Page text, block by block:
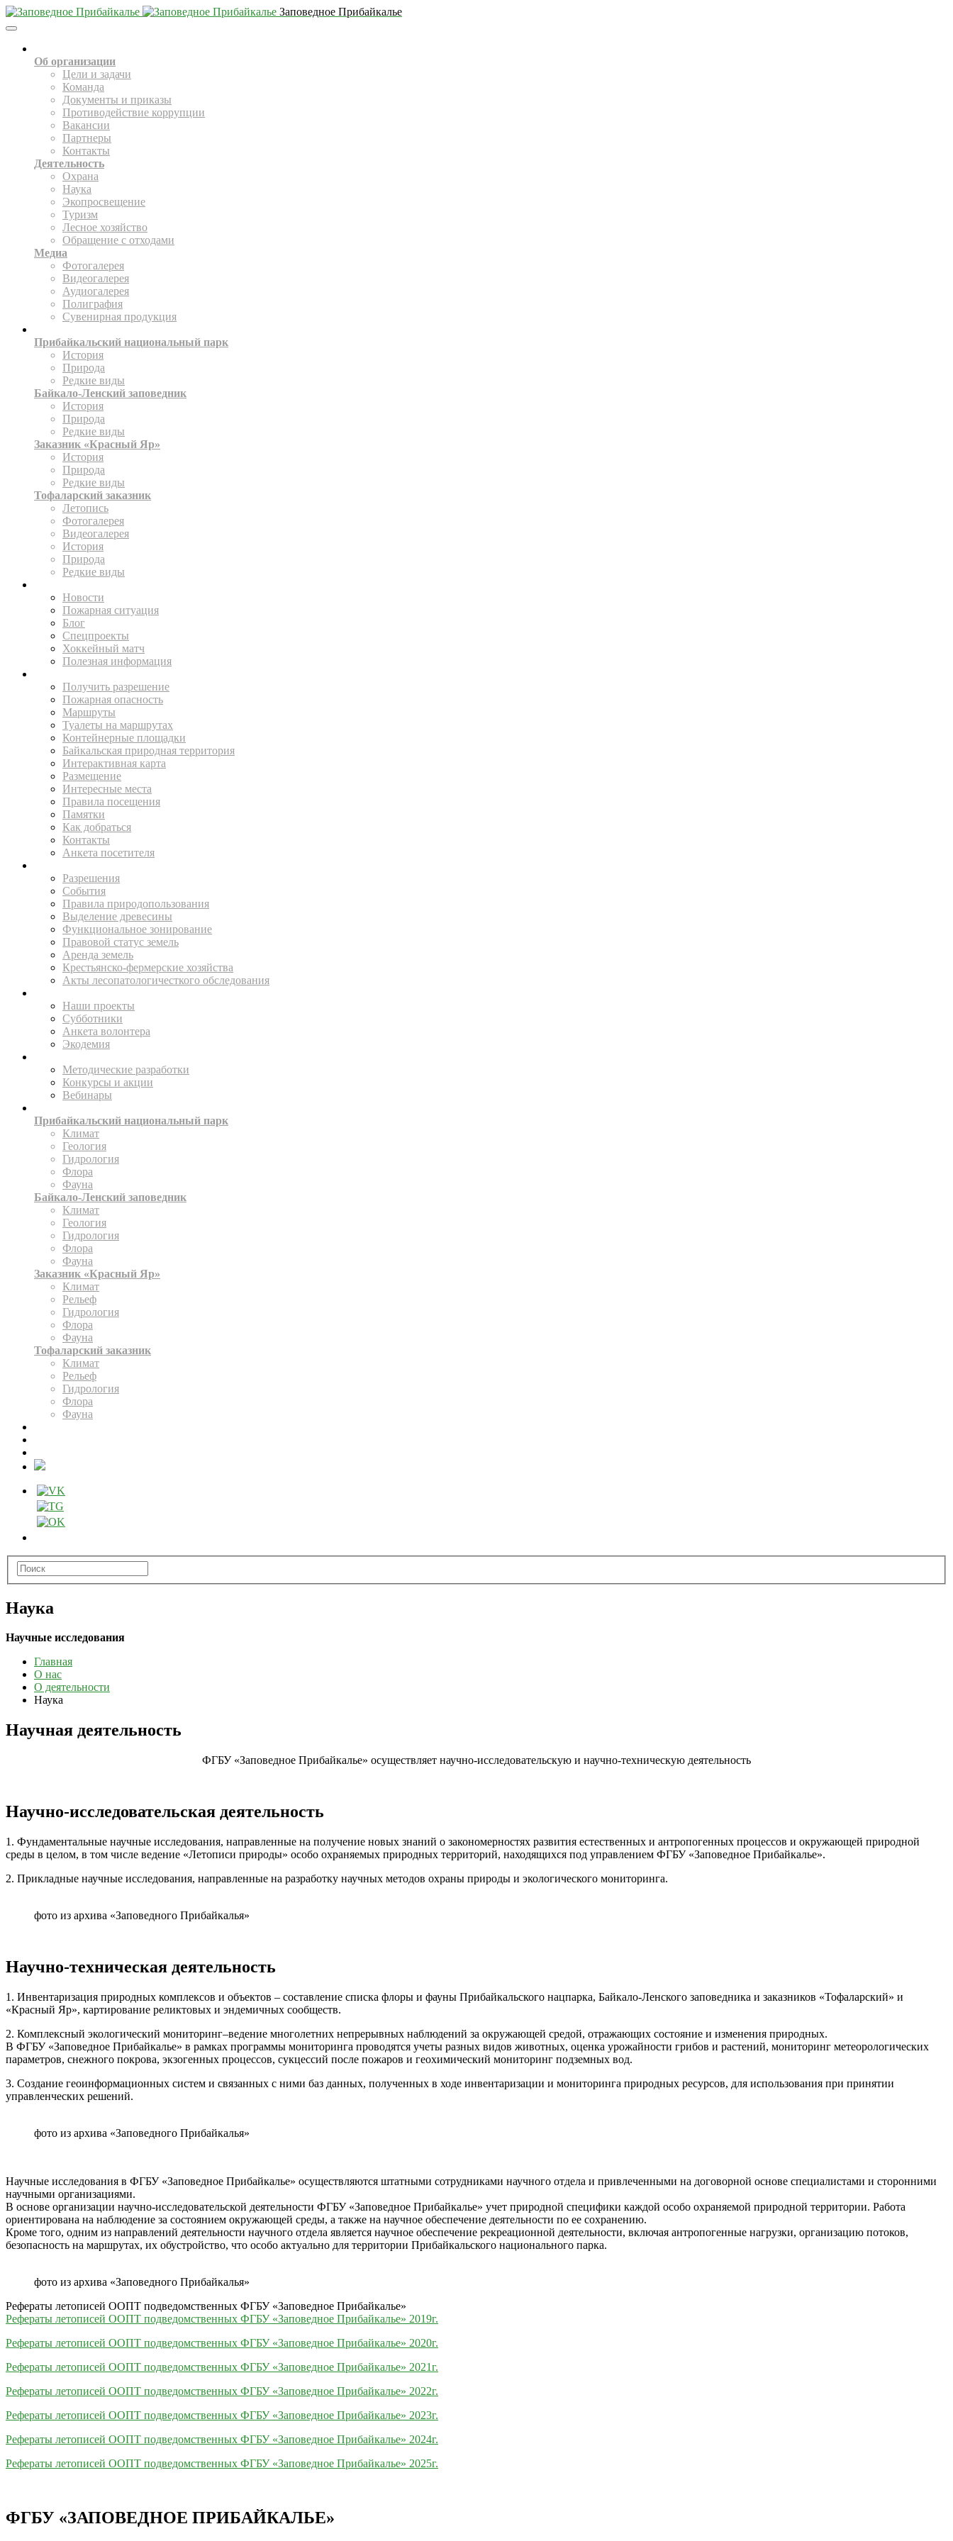
Заповедное Прибайкалье
Toggle
Об организации
Цели и задачи
Команда
Документы и приказы
Противодействие коррупции
Вакансии
Партнеры
Контакты
Деятельность
Охрана
Наука
Экопросвещение
Туризм
Лесное хозяйство
Обращение с отходами
Медиа
Фотогалерея
Видеогалерея
Аудиогалерея
Полиграфия
Сувенирная продукция
Прибайкальский национальный парк
История
Природа
Редкие виды
Байкало-Ленский заповедник
История
Природа
Редкие виды
Заказник «Красный Яр»
История
Природа
Редкие виды
Тофаларский заказник
Летопись
Фотогалерея
Видеогалерея
История
Природа
Редкие виды
Новости
Пожарная ситуация
Блог
Спецпроекты
Хоккейный матч
Полезная информация
Получить разрешение
Пожарная опасность
Маршруты
Туалеты на маршрутах
Контейнерные площадки
Байкальская природная территория
Интерактивная карта
Размещение
Интересные места
Правила посещения
Памятки
Как добраться
Контакты
Анкета посетителя
Разрешения
События
Правила природопользования
Выделение древесины
Функциональное зонирование
Правовой статус земель
Аренда земель
Крестьянско-фермерские хозяйства
Акты лесопатологичесткого обследования
Наши проекты
Субботники
Анкета волонтера
Экодемия
Методические разработки
Конкурсы и акции
Вебинары
Прибайкальский национальный парк
Климат
Геология
Гидрология
Флора
Фауна
Байкало-Ленский заповедник
Климат
Геология
Гидрология
Флора
Фауна
Заказник «Красный Яр»
Климат
Рельеф
Гидрология
Флора
Фауна
Тофаларский заказник
Климат
Рельеф
Гидрология
Флора
Фауна
Наука
Научные исследования
Главная
О нас
О деятельности
Наука
Научная деятельность
ФГБУ «Заповедное Прибайкалье» осуществляет научно-исследовательскую и научно-техническую деятельность
Научно-исследовательская деятельность
1. Фундаментальные научные исследования, направленные на получение новых знаний о закономерностях развития естественных и антропогенных процессов и окружающей природной
среды в целом, в том числе ведение «Летописи природы» особо охраняемых природных территорий, находящихся под управлением ФГБУ «Заповедное Прибайкалье».
2. Прикладные научные исследования, направленные на разработку научных методов охраны природы и экологического мониторинга.
фото из архива «Заповедного Прибайкалья»
Научно-техническая деятельность
1. Инвентаризация природных комплексов и объектов – составление списка флоры и фауны Прибайкальского нацпарка, Байкало-Ленского заповедника и заказников «Тофаларский» и
«Красный Яр», картирование реликтовых и эндемичных сообществ.
2. Комплексный экологический мониторинг–ведение многолетних непрерывных наблюдений за окружающей средой, отражающих состояние и изменения природных.
В ФГБУ «Заповедное Прибайкалье» в рамках программы мониторинга проводятся учеты разных видов животных, оценка урожайности грибов и растений, мониторинг метеорологических
параметров, снежного покрова, экзогенных процессов, сукцессий после пожаров и геохимический мониторинг подземных вод.
3. Создание геоинформационных систем и связанных с ними баз данных, полученных в ходе инвентаризации и мониторинга природных ресурсов, для использования при принятии
управленческих решений.
фото из архива «Заповедного Прибайкалья»
Научные исследования в ФГБУ «Заповедное Прибайкалье» осуществляются штатными сотрудниками научного отдела и привлеченными на договорной основе специалистами и сторонними
научными организациями.
В основе организации научно-исследовательской деятельности ФГБУ «Заповедное Прибайкалье» учет природной специфики каждой особо охраняемой природной территории. Работа
ориентирована на наблюдение за состоянием окружающей среды, а также на научное обеспечение деятельности по ее сохранению.
Кроме того, одним из направлений деятельности научного отдела является научное обеспечение рекреационной деятельности, включая антропогенные нагрузки, организацию потоков,
безопасность на маршрутах, их обустройство, что особо актуально для территории Прибайкальского национального парка.
фото из архива «Заповедного Прибайкалья»
Рефераты летописей ООПТ подведомственных ФГБУ «Заповедное Прибайкалье»
Рефераты летописей ООПТ подведомственных ФГБУ «Заповедное Прибайкалье» 2019г.
Рефераты летописей ООПТ подведомственных ФГБУ «Заповедное Прибайкалье» 2020г.
Рефераты летописей ООПТ подведомственных ФГБУ «Заповедное Прибайкалье» 2021г.
Рефераты летописей ООПТ подведомственных ФГБУ «Заповедное Прибайкалье» 2022г.
Рефераты летописей ООПТ подведомственных ФГБУ «Заповедное Прибайкалье» 2023г.
Рефераты летописей ООПТ подведомственных ФГБУ «Заповедное Прибайкалье» 2024г.
Рефераты летописей ООПТ подведомственных ФГБУ «Заповедное Прибайкалье» 2025г.
ФГБУ «ЗАПОВЕДНОЕ ПРИБАЙКАЛЬЕ»